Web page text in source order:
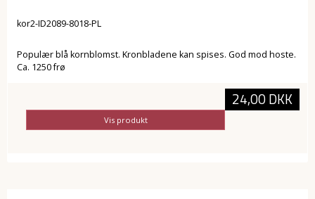
kor2-ID2089-8018-PL
Populær blå kornblomst. Kronbladene kan spises. God mod hoste.
Ca. 1250 frø
24,00 DKK
Vis produkt